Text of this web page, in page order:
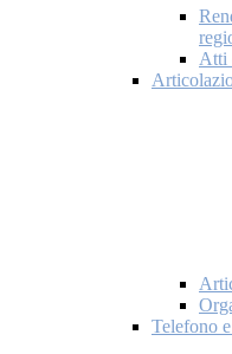
Atti
Telefono